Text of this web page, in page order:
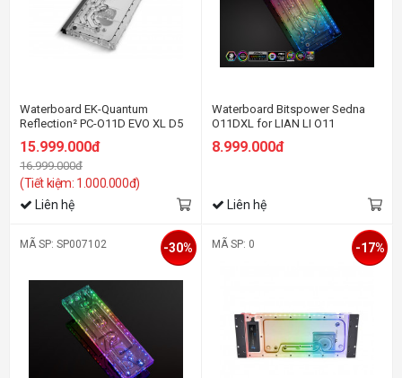
Waterboard EK-Quantum
Reflection² PC-O11D EVO XL D5
15.999.000đ
16.999.000đ
(Tiết kiệm: 1.000.000đ)
Liên hệ
Waterboard Bitspower Sedna
O11DXL for LIAN LI O11
Pump, Front ver.)
8.999.000đ
Liên hệ
MÃ SP: SP007102 -30% MÃ SP: 0 -17%